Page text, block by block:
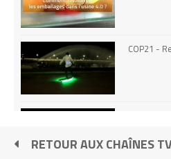
COP21 -
mars
RETOUR AUX CHAÎNES